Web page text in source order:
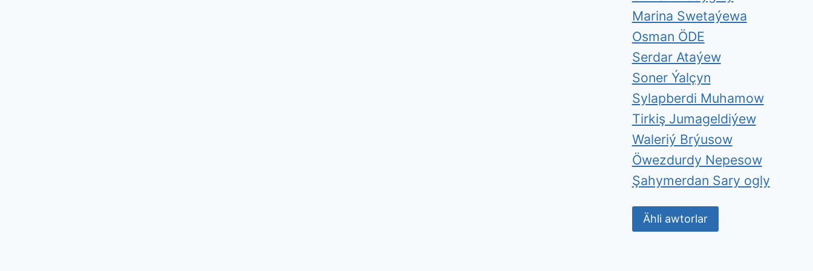
Marina Swetaýewa
Osman ÖDE
Serdar Ataýew
Soner Ýalçyn
Sylapberdi Muhamow
Tirkiş Jumageldiýew
Waleriý Brýusow
Öwezdurdy Nepesow
Şahymerdan Sary ogly
Ähli awtorlar